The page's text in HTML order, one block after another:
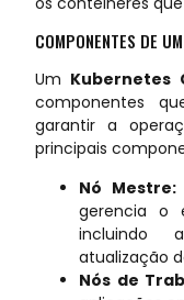
COMPONENTES DE
Um Kubernetes
componentes
garantir a
principais
Nó Mestre:
gerencia o
incluindo
atualização
Nós de